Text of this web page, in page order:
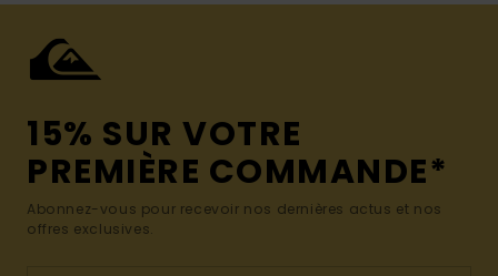
15% SUR VOTRE
PREMIÈRE COMMANDE*
Abonnez-vous pour recevoir nos dernières actus et nos
offres exclusives.